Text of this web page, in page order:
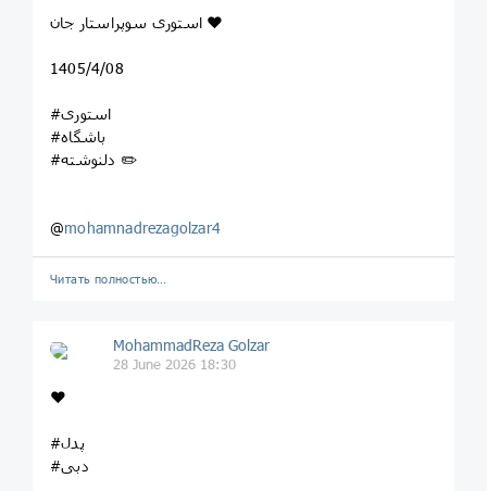
استوری سوپراستار جان ❤️
1405/4/08
#استوری
#باشگاه
#دلنوشته ✏️
@mohamnadrezagolzar4
Читать полностью…
MohammadReza Golzar
28 June 2026 18:30
❤️
#پدل
#دبی